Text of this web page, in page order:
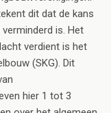
dit dat de kans
is. Het
verdient is het
(SKG). Dit
hier 1 tot 3